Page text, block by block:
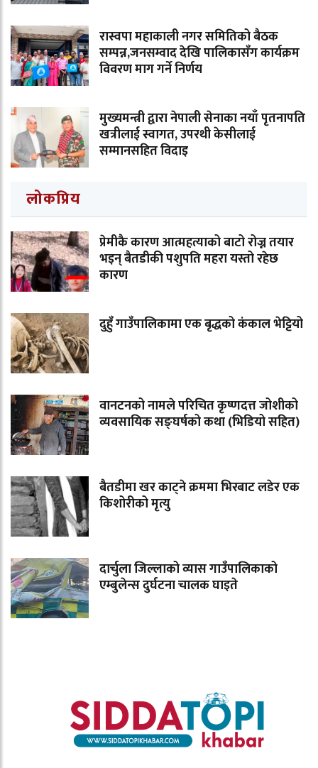
रास्वपा महाकाली नगर समितिको बैठक
सम्पन्न,जनसम्वाद देखि पालिकासँग कार्यक्रम
विवरण माग गर्ने निर्णय
मुख्यमन्त्री द्वारा नेपाली सेनाका नयाँ पृतनापति
खत्रीलाई स्वागत, उपरथी केसीलाई
सम्मानसहित विदाइ
लोकप्रिय
प्रेमीकै कारण आत्महत्याको बाटो रोज्न तयार
भइन् बैतडीकी पशुपति महरा यस्तो रहेछ
कारण
दुहुँ गाउँपालिकामा एक बृद्धको कंकाल भेट्टियो
वानटनको नामले परिचित कृष्णदत्त जोशीको
व्यवसायिक सङ्घर्षको कथा (भिडियो सहित)
बैतडीमा खर काट्ने क्रममा भिरबाट लडेर एक
किशोरीको मृत्यु
दार्चुला जिल्लाको व्यास गाउँपालिकाको
एम्बुलेन्स दुर्घटना चालक घाइते